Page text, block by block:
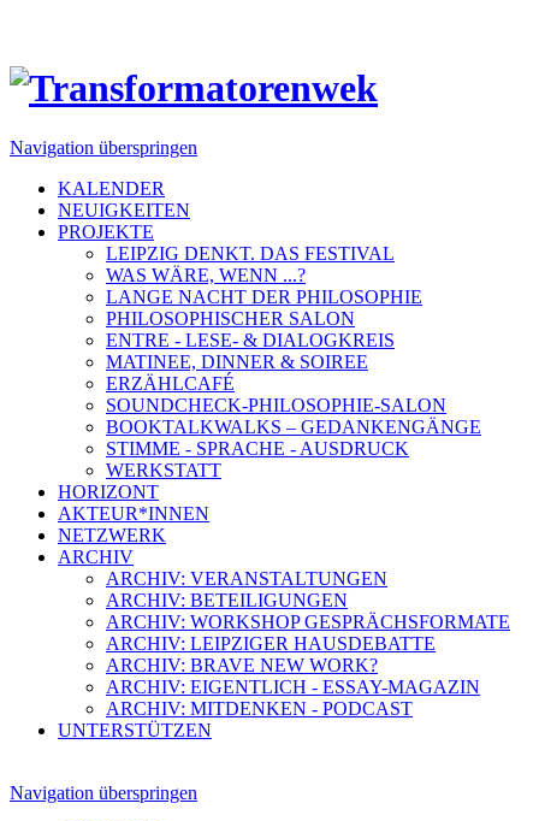
Navigation überspringen
KALENDER
NEUIGKEITEN
PROJEKTE
LEIPZIG DENKT. DAS FESTIVAL
WAS WÄRE, WENN ...?
LANGE NACHT DER PHILOSOPHIE
PHILOSOPHISCHER SALON
ENTRE - LESE- & DIALOGKREIS
MATINEE, DINNER & SOIREE
ERZÄHLCAFÉ
SOUNDCHECK-PHILOSOPHIE-SALON
BOOKTALKWALKS – GEDANKENGÄNGE
STIMME - SPRACHE - AUSDRUCK
WERKSTATT
HORIZONT
AKTEUR*INNEN
NETZWERK
ARCHIV
ARCHIV: VERANSTALTUNGEN
ARCHIV: BETEILIGUNGEN
ARCHIV: WORKSHOP GESPRÄCHSFORMATE
ARCHIV: LEIPZIGER HAUSDEBATTE
ARCHIV: BRAVE NEW WORK?
ARCHIV: EIGENTLICH - ESSAY-MAGAZIN
ARCHIV: MITDENKEN - PODCAST
UNTERSTÜTZEN
Navigation überspringen